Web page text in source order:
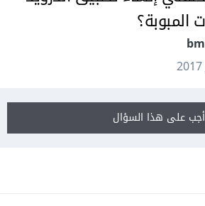
المبوبة؟
أجب على هذا السؤال